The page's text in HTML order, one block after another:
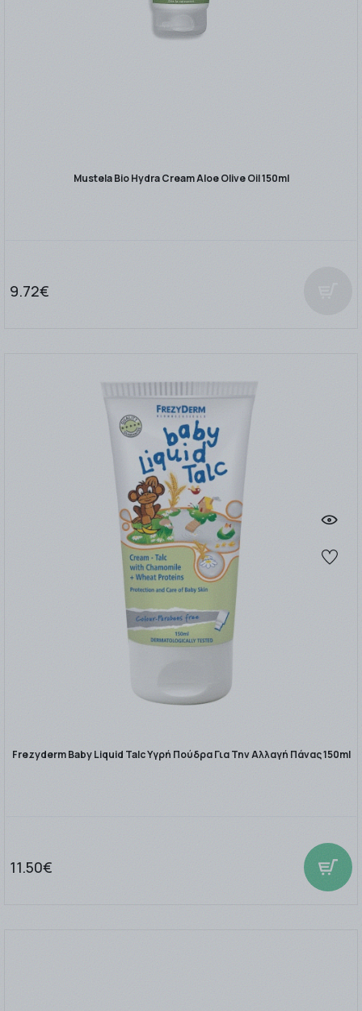
Mustela Bio Hydra Cream Aloe Olive Oil 150ml
9.72€
Frezyderm Baby Liquid Talc Υγρή Πούδρα Για Την Αλλαγή Πάνας 150ml
11.50€